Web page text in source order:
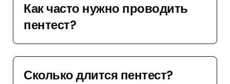
Как часто нужно проводить
пентест?
Сколько длится пентест?